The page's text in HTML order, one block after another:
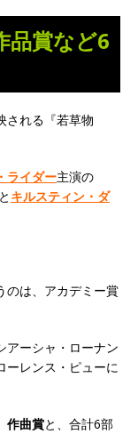
品賞など6
される『若草物
ライダー主演の
キルスティン・ダ
のは、アカデミー賞
アーシャ・ローナン
ーレンス・ピューに
作曲賞と、合計6部